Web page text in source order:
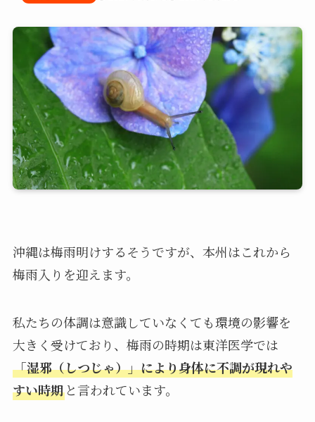
沖縄は梅雨明けするそうですが、本州はこれから
梅雨入りを迎えます。
私たちの体調は意識していなくても環境の影響を
大きく受けており、梅雨の時期は東洋医学では
「湿邪（しつじゃ）」により身体に不調が現れや
すい時期と言われています。